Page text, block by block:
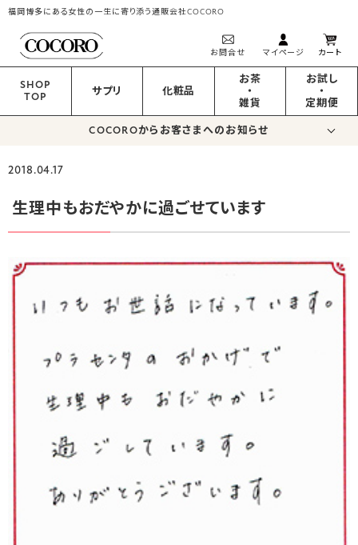
福岡博多にある女性の一生に寄り添う通販会社COCORO
お問合せ マイページ カート
SHOP
TOP
サプリ 化粧品
お茶
・
雑貨
お試し
・
定期便
COCOROからお客さまへのお知らせ
2018.04.17
生理中もおだやかに過ごせています